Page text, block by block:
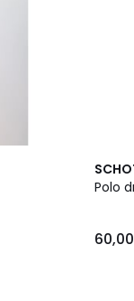
Polo
4,8
/ 5
3